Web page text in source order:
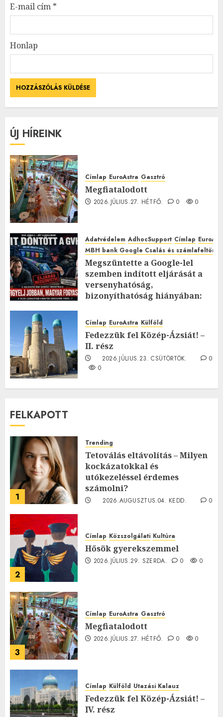
E-mail cím *
Honlap
ÚJ HÍREINK
Címlap EuroAstra Gasztró
Megfiatalodott
2026.JÚLIUS.27. HÉTFŐ. 0 0
Adatvédelem AdhocSupport Címlap
MBH bank Google Csalás és
Megszüntette a Google-lel
szemben indított eljárását a
versenyhatóság,
bizonyíthatóság hiányában:
2026.JÚLIUS.23. CSÜTÖRTÖK.
0
Címlap EuroAstra Külföld
Fedezzük fel Közép-Ázsiát! –
II. rész
2026.JÚLIUS.23. CSÜTÖRTÖK.
0
0
FELKAPOTT
1
Trending
Tetoválás eltávolítás – Milyen
kockázatokkal és
utókezeléssel érdemes
számolni?
2026.AUGUSZTUS.04. KEDD.
0
2
Címlap Közszolgálati Kultúra
Hősök gyerekszemmel
2026.JÚLIUS.29. SZERDA. 0 0
3
Címlap EuroAstra Gasztró
Megfiatalodott
2026.JÚLIUS.27. HÉTFŐ. 0 0
Címlap Külföld Utazási Kalauz
Fedezzük fel Közép-Ázsiát! –
IV. rész